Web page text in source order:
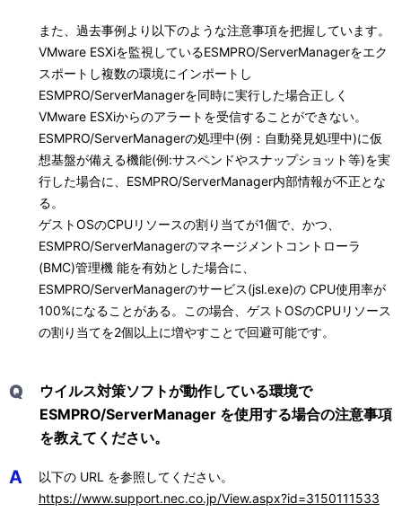
また、過去事例より以下のような注意事項を把握しています。
VMware ESXiを監視しているESMPRO/ServerManagerをエク
スポートし複数の環境にインポートし
ESMPRO/ServerManagerを同時に実行した場合正しく
VMware ESXiからのアラートを受信することができない。
ESMPRO/ServerManagerの処理中(例：自動発見処理中)に仮
想基盤が備える機能(例:サスペンドやスナップショット等)を実
行した場合に、ESMPRO/ServerManager内部情報が不正とな
る。
ゲストOSのCPUリソースの割り当てが1個で、かつ、
ESMPRO/ServerManagerのマネージメントコントローラ
(BMC)管理機 能を有効とした場合に、
ESMPRO/ServerManagerのサービス(jsl.exe)の CPU使用率が
100%になることがある。この場合、ゲストOSのCPUリソース
の割り当てを2個以上に増やすことで回避可能です。
Q
ウイルス対策ソフトが動作している環境で
ESMPRO/ServerManager を使用する場合の注意事項
を教えてください。
A
以下の URL を参照してください。
https://www.support.nec.co.jp/View.aspx?id=3150111533